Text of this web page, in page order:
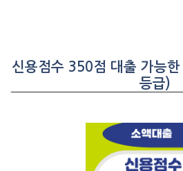
신용점수 350점 대출 가능
등급)